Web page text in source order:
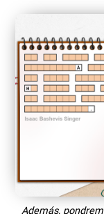
Además,